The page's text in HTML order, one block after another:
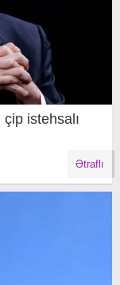
istehsalı
Ətraflı